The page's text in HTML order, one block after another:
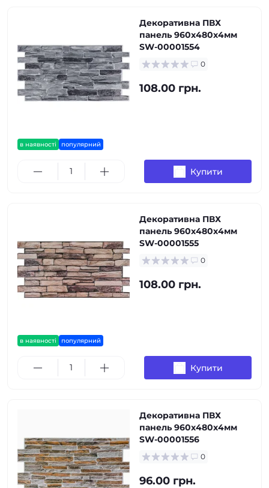
в наявності популярний
Декоративна ПВХ
панель 960х480х4мм
SW-00001554
0
108.00 грн.
Купити
в наявності популярний
Декоративна ПВХ
панель 960х480х4мм
SW-00001555
0
108.00 грн.
Купити
Декоративна ПВХ
панель 960х480х4мм
SW-00001556
0
96.00 грн.